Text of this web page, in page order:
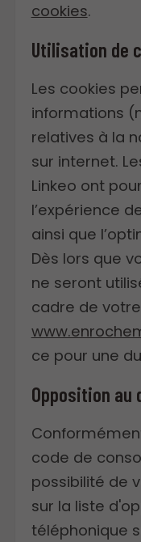
cookies.
Utilisation de
Les cookies
informations
relatives à la
sur internet.
Linkeo ont
l’expérience
ainsi que
Dès lors que
ne seront
cadre de
ce pour une
Opposition au
code de
possibilité de
sur la liste
téléphonique